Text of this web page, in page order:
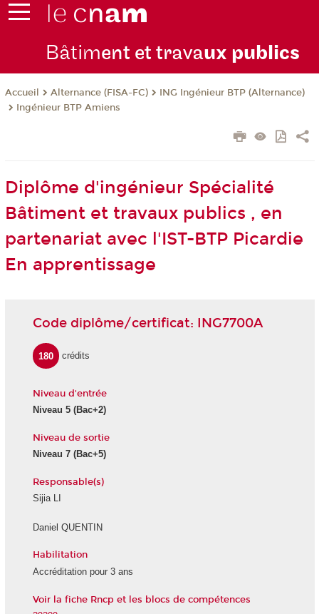
Bâtiment et travaux publics
Accueil Alternance (FISA-FC)
ING Ingénieur BTP (Alternance)
Ingénieur BTP Amiens
Diplôme d'ingénieur Spécialité
Bâtiment et travaux publics , en
partenariat avec l'IST-BTP Picardie
En apprentissage
Code diplôme/certificat: ING7700A
180 crédits
Niveau d'entrée
Niveau 5(Bac+2)
Niveau de sortie
Niveau 7(Bac+5)
Responsable(s)
Sijia LI
Daniel QUENTIN
Habilitation
Accréditation pour 3 ans
Voir la fiche Rncp et les blocs de compétences